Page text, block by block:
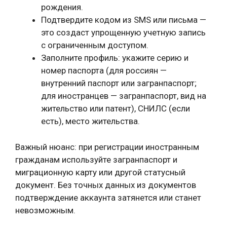
рождения.
Подтвердите кодом из SMS или письма —
это создаст упрощенную учетную запись
с ограниченным доступом.
Заполните профиль: укажите серию и
номер паспорта (для россиян —
внутренний паспорт или загранпаспорт;
для иностранцев — загранпаспорт, вид на
жительство или патент), СНИЛС (если
есть), место жительства.
Важный нюанс: при регистрации иностранным
гражданам используйте загранпаспорт и
миграционную карту или другой статусный
документ. Без точных данных из документов
подтверждение аккаунта затянется или станет
невозможным.